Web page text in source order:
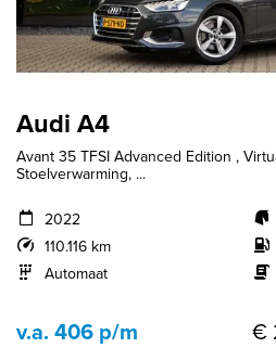
Audi A4
Avant 35 TFSI Advanced Edition ,
Stoelverwarming, ...
2022
110.116 km
Automaat
v.a. 406 p/m €